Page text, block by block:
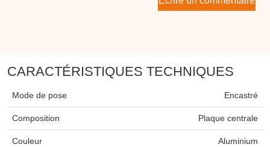
CARACTÉRISTIQUES TECHNIQUES
Mode de pose Encastré
Composition Plaque centrale
Couleur Aluminium